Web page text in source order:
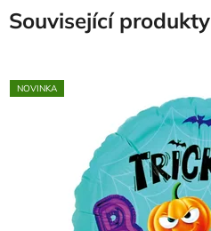
Související produkty
NOVINKA